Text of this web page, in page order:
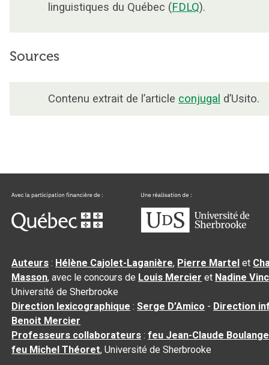
linguistiques du Québec (FDLQ).
Sources
Contenu extrait de l’article conjugal d’Usito.
Auteurs : Hélène Cajolet-Laganière, Pierre Martel et
Masson, avec le concours de Louis Mercier et Nadine
Université de Sherbrooke
Direction lexicographique :Serge D’Amico - Direction
Benoit Mercier
Professeurs collaborateurs :feu Jean-Claude
feu Michel Théoret, Université de Sherbrooke